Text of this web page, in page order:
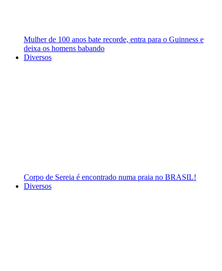
Mulher de 100 anos bate recorde, entra para o Guinness e
deixa os homens babando
Diversos
Corpo de Sereia é encontrado numa praia no BRASIL!
Diversos